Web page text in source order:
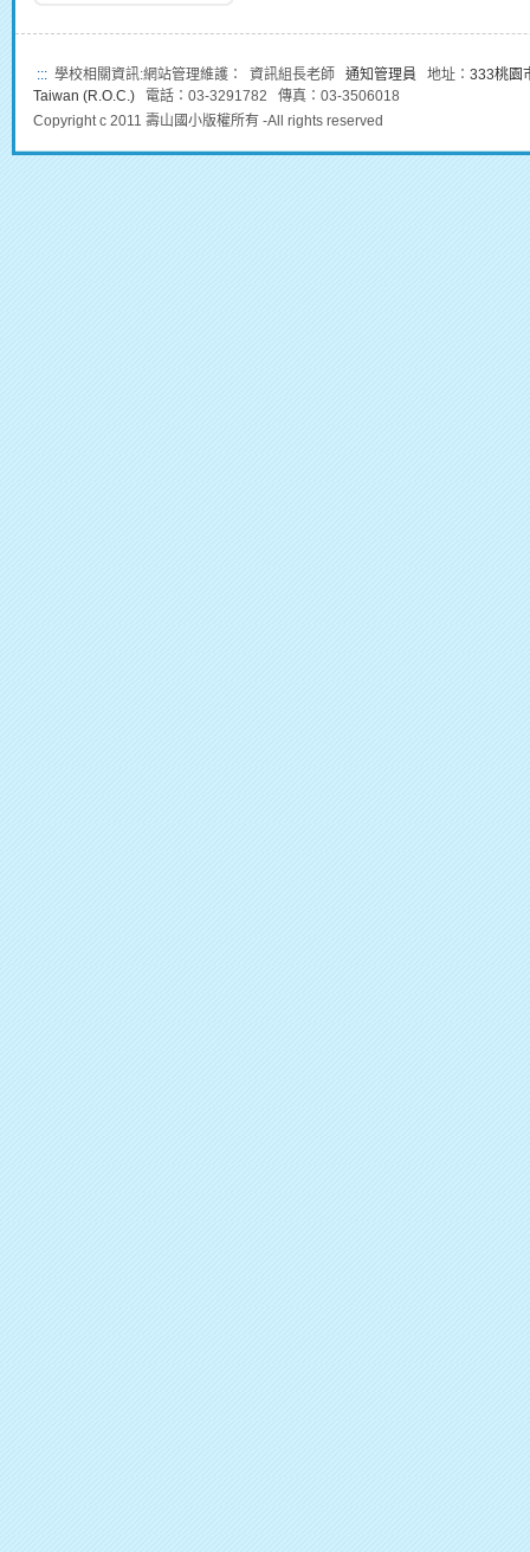
::: 學校相關資訊:網站管理維護： 資訊組長老師 通知管理員 地址： 333桃園
Taiwan (R.O.C.) 電話：03-3291782 傳真：03-3506018
Copyright c 2011 壽山國小版權所有 -All rights reserved